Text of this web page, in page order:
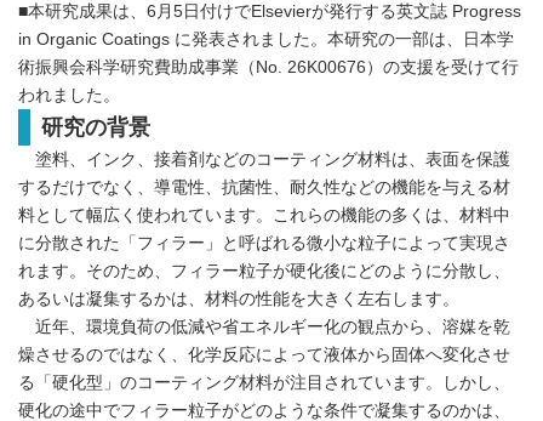
■本研究成果は、6月5日付けでElsevierが発行する英文誌 Progress
in Organic Coatings に発表されました。本研究の一部は、日本学
術振興会科学研究費助成事業（No. 26K00676）の支援を受けて行
われました。
研究の背景
塗料、インク、接着剤などのコーティング材料は、表面を保護
するだけでなく、導電性、抗菌性、耐久性などの機能を与える材
料として幅広く使われています。これらの機能の多くは、材料中
に分散された「フィラー」と呼ばれる微小な粒子によって実現さ
れます。そのため、フィラー粒子が硬化後にどのように分散し、
あるいは凝集するかは、材料の性能を大きく左右します。
近年、環境負荷の低減や省エネルギー化の観点から、溶媒を乾
燥させるのではなく、化学反応によって液体から固体へ変化させ
る「硬化型」のコーティング材料が注目されています。しかし、
硬化の途中でフィラー粒子がどのような条件で凝集するのかは、